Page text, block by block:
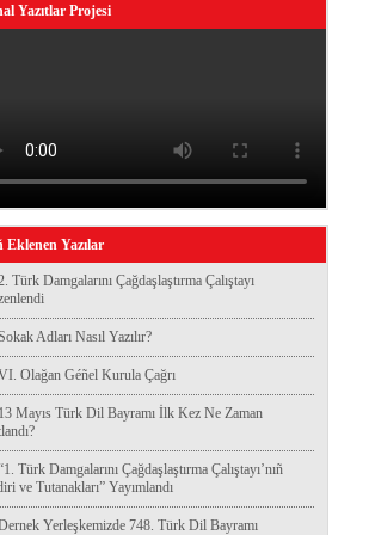
Yazıtlar Projesi
Eklenen Yazılar
Türk Damgalarını Çağdaşlaştırma Çalıştayı
Adları Nasıl Yazılır?
Olağan Géñel Kurula Çağrı
13 Mayıs Türk Dil Bayramı İlk Kez Ne Zaman
Türk Damgalarını Çağdaşlaştırma Çalıştayı’nıñ
ve Tutanakları” Yayımlandı
Yerleşkemizde 748. Türk Dil Bayramı